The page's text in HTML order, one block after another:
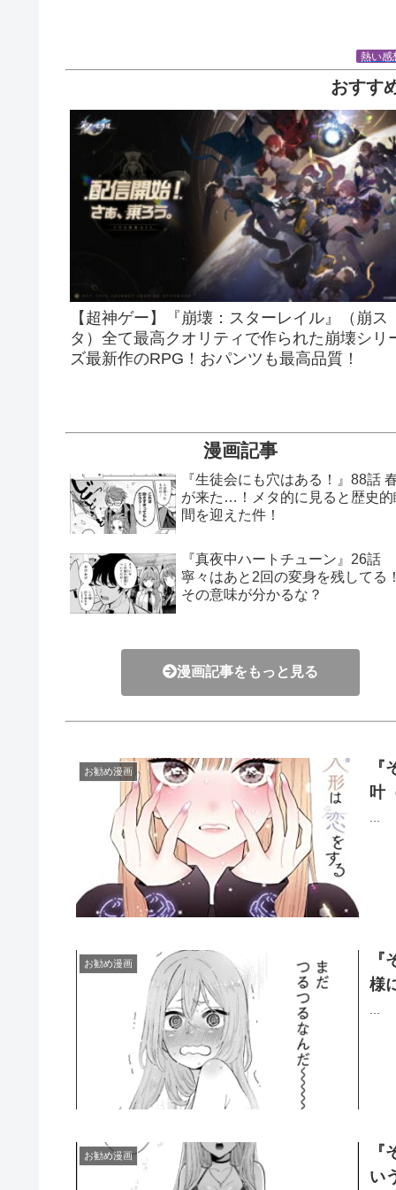
熱い感
おすす
【超神ゲー】『崩壊：スターレイル』（崩ス
タ）全て最高クオリティで作られた崩壊シリ
ズ最新作のRPG！おパンツも最高品質！
漫画記事
『生徒会にも穴はある！』88話
が来た…！メタ的に見ると歴史的
間を迎えた件！
『真夜中ハートチューン』26話
寧々はあと2回の変身を残してる
その意味が分かるな？
漫画記事をもっと見る
お勧め漫画
叶
...
お勧め漫画
様
...
お勧め漫画
い